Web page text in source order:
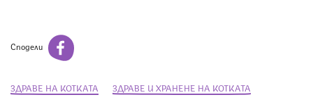
Сподели
ЗДРАВЕ НА КОТКАТА
ЗДРАВЕ И ХРАНЕНЕ НА КОТКАТА